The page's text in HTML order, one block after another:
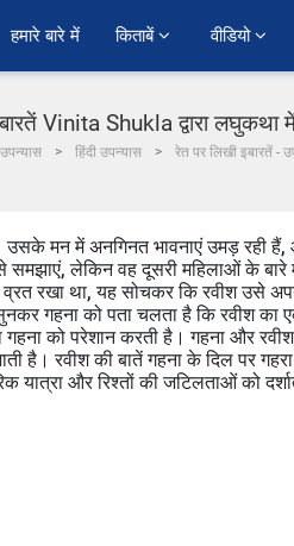
हमारे बारे में किताबें वीडियो
Vinita Shukla द्वारा लघुकथा में
उपन्यास हिंदी उपन्यास रेत पर लिखी इबारतें -
मन में अनगिनत भावनाएं उमड़ रही
समझाएं, लेकिन वह दूसरी महिलाओं के बारे
रखा था, यह सोचकर कि रवीश उसे
गहना को पता चलता है कि रवीश का
को परेशान करती है। गहना और
है। रवीश की बातें गहना के दिल पर
और रिश्तों की जटिलताओं को